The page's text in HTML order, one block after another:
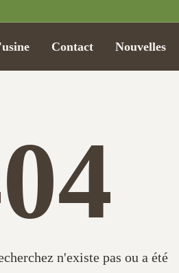
Contact Nouvelles
n'existe pas ou a été